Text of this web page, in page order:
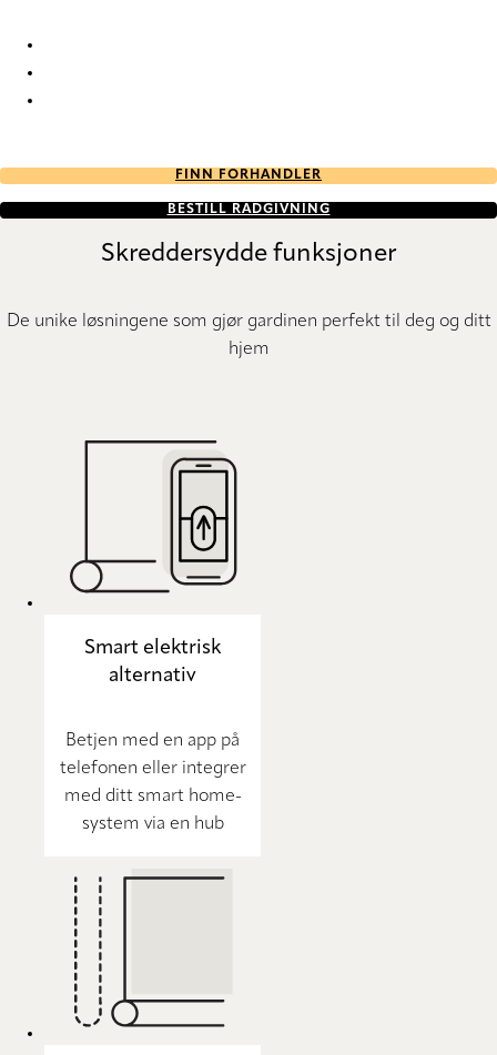
FINN FORHANDLER
BESTILL RÅDGIVNING
Skreddersydde funksjoner
De unike løsningene som gjør gardinen perfekt til deg og ditt
hjem
Smart elektrisk
alternativ
Betjen med en app på
telefonen eller integrer
med ditt smart home-
system via en hub